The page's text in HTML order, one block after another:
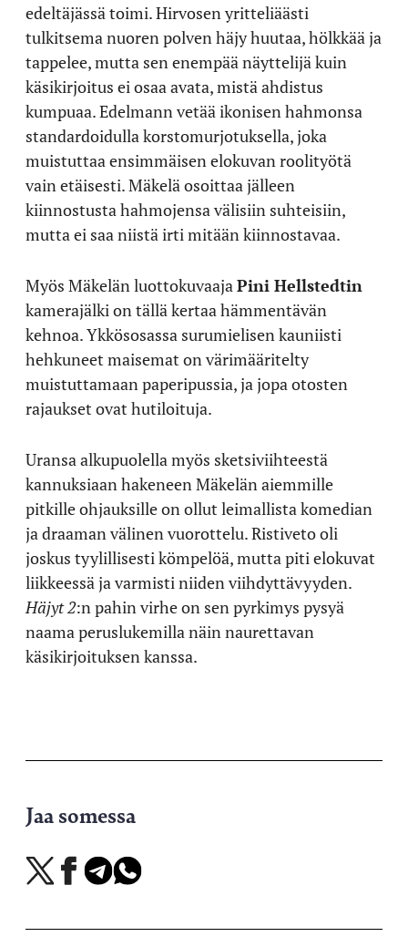
edeltäjässä toimi. Hirvosen yritteliäästi
tulkitsema nuoren polven häjy huutaa, hölkkää ja
tappelee, mutta sen enempää näyttelijä kuin
käsikirjoitus ei osaa avata, mistä ahdistus
kumpuaa. Edelmann vetää ikonisen hahmonsa
standardoidulla korstomurjotuksella, joka
muistuttaa ensimmäisen elokuvan roolityötä
vain etäisesti. Mäkelä osoittaa jälleen
kiinnostusta hahmojensa välisiin suhteisiin,
mutta ei saa niistä irti mitään kiinnostavaa.
Myös Mäkelän luottokuvaajaPini Hellstedtin
kamerajälki on tällä kertaa hämmentävän
kehnoa. Ykkösosassa surumielisen kauniisti
hehkuneet maisemat on värimääritelty
muistuttamaan paperipussia, ja jopa otosten
rajaukset ovat hutiloituja.
Uransa alkupuolella myös sketsiviihteestä
kannuksiaan hakeneen Mäkelän aiemmille
pitkille ohjauksille on ollut leimallista komedian
ja draaman välinen vuorottelu. Ristiveto oli
joskus tyylillisesti kömpelöä, mutta piti elokuvat
liikkeessä ja varmisti niiden viihdyttävyyden.
Häjyt 2:n pahin virhe on sen pyrkimys pysyä
naama peruslukemilla näin naurettavan
käsikirjoituksen kanssa.
Jaa somessa
Jaa
X-
Jaa
Facebookissa
Jaa
Telegramissa
Jaa
WhatsAppissa